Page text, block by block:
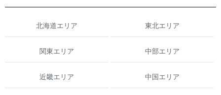
北海道エリア 東北エリア
関東エリア 中部エリア
近畿エリア 中国エリア